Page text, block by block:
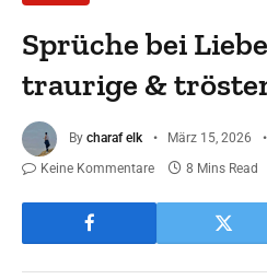
Sprüche bei
traurige &
By charaf elk März 15, 2026
Keine Kommentare
8 Mins Read